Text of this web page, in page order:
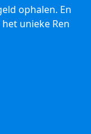
ophalen. En
unieke Ren